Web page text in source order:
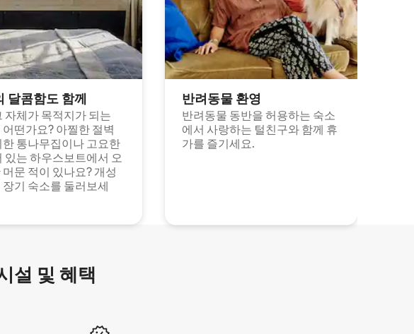
달콤함도 함께
자체가 목적지가 되는
떤가요? 아찔한 절벽
한 통나무집이나 고요한
있는 하우스보트에서 오
문 적이 있나요? 개성
장기 숙소를 둘러보세
반려동물 환영
반려동물 동반을 허용하는 숙소
에서 사랑하는 털친구와 함께 휴
가를 즐기세요.
설 및 혜택